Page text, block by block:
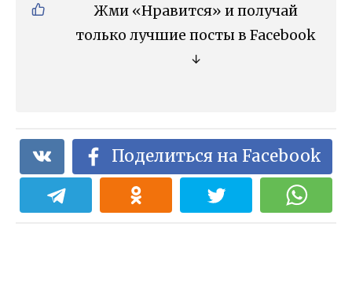
Жми «Нравится» и получай
только лучшие посты в Facebook
↓
Поделиться на Facebook